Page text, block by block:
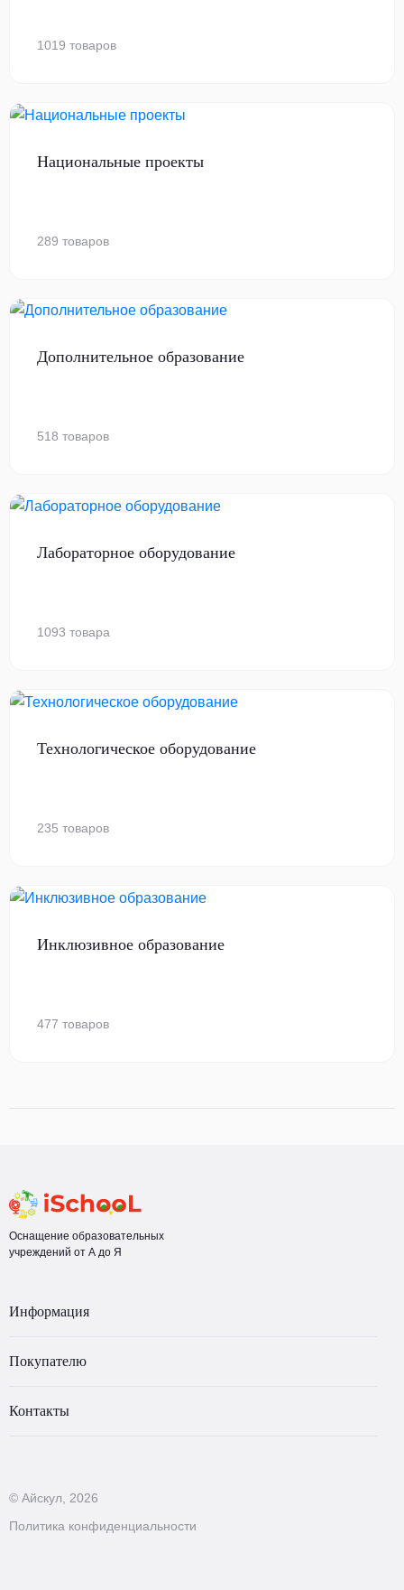
1019 товаров
Национальные проекты
289 товаров
Дополнительное образование
518 товаров
Лабораторное оборудование
1093 товара
Технологическое оборудование
235 товаров
Инклюзивное образование
477 товаров
Оснащение образовательных
учреждений от А до Я
Информация
Покупателю
Контакты
© Айскул, 2026
Политика конфиденциальности